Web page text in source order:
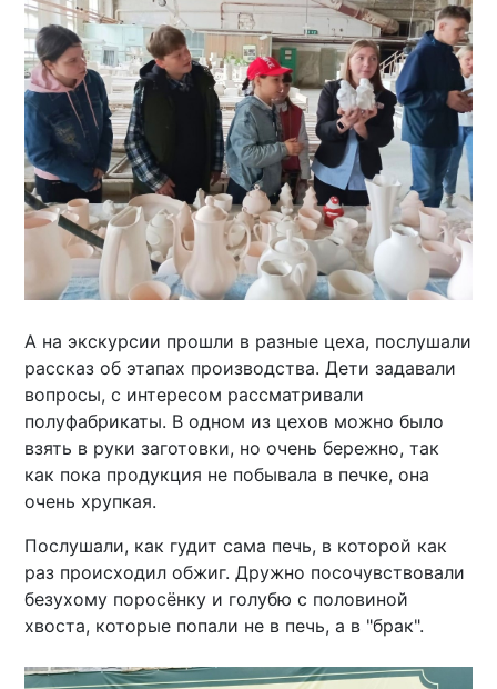
А на экскурсии прошли в разные цеха, послушали
рассказ об этапах производства. Дети задавали
вопросы, с интересом рассматривали
полуфабрикаты. В одном из цехов можно было
взять в руки заготовки, но очень бережно, так
как пока продукция не побывала в печке, она
очень хрупкая.
Послушали, как гудит сама печь, в которой как
раз происходил обжиг. Дружно посочувствовали
безухому поросёнку и голубю с половиной
хвоста, которые попали не в печь, а в "брак".